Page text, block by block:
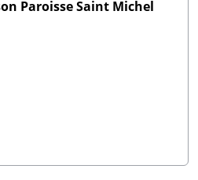
Paroisse Saint Michel